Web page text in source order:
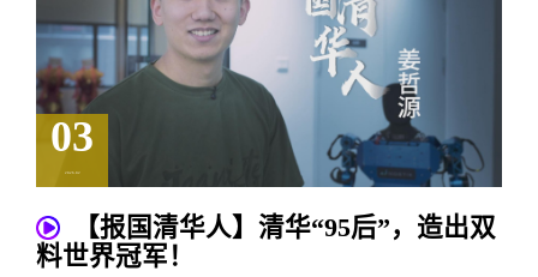
03
2026.02
【报国清华人】清华“95后”，造出双
料世界冠军！